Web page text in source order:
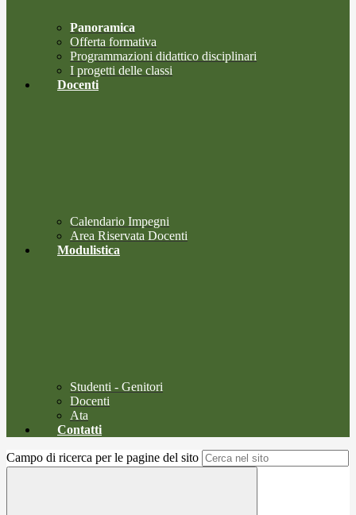
Panoramica
Offerta formativa
Programmazioni didattico disciplinari
I progetti delle classi
Docenti
Calendario Impegni
Area Riservata Docenti
Modulistica
Studenti - Genitori
Docenti
Ata
Contatti
Campo di ricerca per le pagine del sito